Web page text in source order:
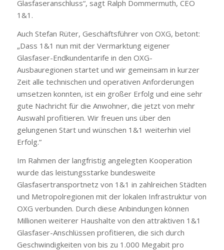
Glasfaseranschluss“, sagt Ralph Dommermuth, CEO
1&1.
Auch Stefan Rüter, Geschäftsführer von OXG, betont:
„Dass 1&1 nun mit der Vermarktung eigener
Glasfaser-Endkundentarife in den OXG-
Ausbauregionen startet und wir gemeinsam in kurzer
Zeit alle technischen und operativen Anforderungen
umsetzen konnten, ist ein großer Erfolg und eine sehr
gute Nachricht für die Anwohner, die jetzt von mehr
Auswahl profitieren. Wir freuen uns über den
gelungenen Start und wünschen 1&1 weiterhin viel
Erfolg.“
Im Rahmen der langfristig angelegten Kooperation
wurde das leistungsstarke bundesweite
Glasfasertransportnetz von 1&1 in zahlreichen Städten
und Metropolregionen mit der lokalen Infrastruktur von
OXG verbunden. Durch diese Anbindungen können
Millionen weiterer Haushalte von den attraktiven 1&1
Glasfaser-Anschlüssen profitieren, die sich durch
Geschwindigkeiten von bis zu 1.000 Megabit pro